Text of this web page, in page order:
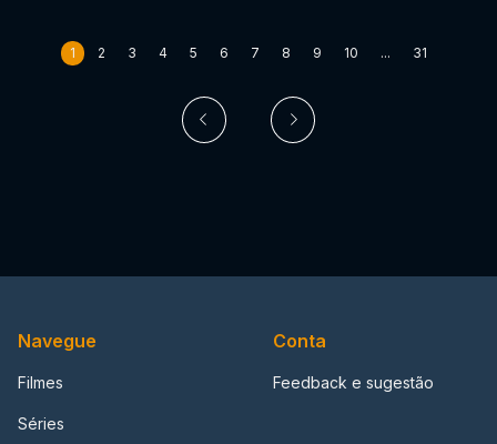
1 2 3 4 5 6 7 8 9 10 ... 31
Navegue
Filmes
Séries
Conta
Feedback e sugestão